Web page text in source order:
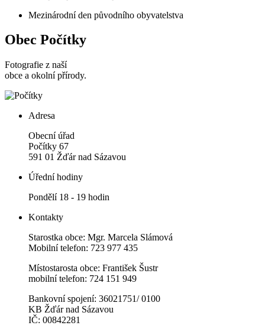
Mezinárodní den původního obyvatelstva
Obec Počítky
Fotografie z naší
obce a okolní přírody.
Adresa
Obecní úřad
Počítky 67
591 01 Žďár nad Sázavou
Úřední hodiny
Pondělí 18 - 19 hodin
Kontakty
Starostka obce: Mgr. Marcela Slámová
Mobilní telefon: 723 977 435
Místostarosta obce: František Šustr
mobilní telefon: 724 151 949
Bankovní spojení: 36021751/ 0100
KB Žďár nad Sázavou
IČ: 00842281